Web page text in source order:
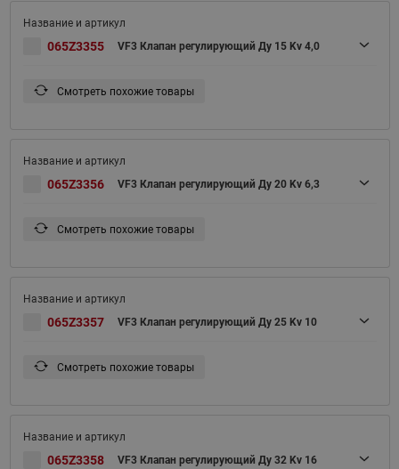
065Z3355 VF3 Клапан регулирующий Ду 15 Kv 4,0
Смотреть похожие товары
065Z3356 VF3 Клапан регулирующий Ду 20 Kv 6,3
Смотреть похожие товары
065Z3357 VF3 Клапан регулирующий Ду 25 Kv 10
Смотреть похожие товары
065Z3358 VF3 Клапан регулирующий Ду 32 Kv 16